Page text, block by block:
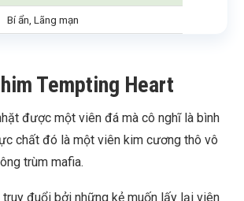
Bí ẩn, Lãng mạn
Tempting Heart
được một viên đá mà cô nghĩ là bình
chất đó là một viên kim cương thô vô
trùm mafia.
đuổi bởi những kẻ muốn lấy lại viên